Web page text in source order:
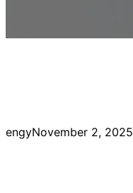
engyNovember 2, 2025